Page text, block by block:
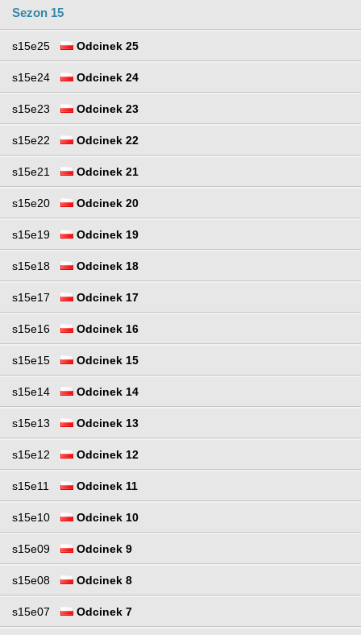
Sezon 15
s15e25 Odcinek 25
s15e24 Odcinek 24
s15e23 Odcinek 23
s15e22 Odcinek 22
s15e21 Odcinek 21
s15e20 Odcinek 20
s15e19 Odcinek 19
s15e18 Odcinek 18
s15e17 Odcinek 17
s15e16 Odcinek 16
s15e15 Odcinek 15
s15e14 Odcinek 14
s15e13 Odcinek 13
s15e12 Odcinek 12
s15e11 Odcinek 11
s15e10 Odcinek 10
s15e09 Odcinek 9
s15e08 Odcinek 8
s15e07 Odcinek 7